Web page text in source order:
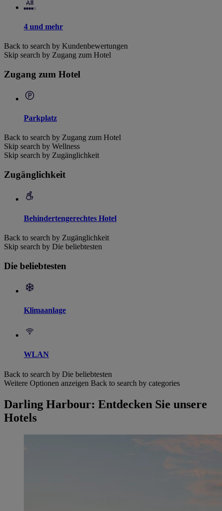
4 und mehr
Back to search by Kundenbewertungen
Skip search by Zugang zum Hotel
Zugang zum Hotel
Parkplatz
Back to search by Zugang zum Hotel
Skip search by Wellness
Skip search by Zugänglichkeit
Zugänglichkeit
Behindertengerechtes Hotel
Back to search by Zugänglichkeit
Skip search by Die beliebtesten
Die beliebtesten
Klimaanlage
WLAN
Back to search by Die beliebtesten
Weitere Optionen anzeigen Back to search by categories
Darling Harbour: Entdecken Sie unsere
Hotels